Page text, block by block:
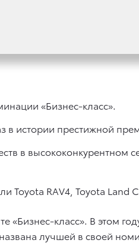
«Бизнес-класс».
в истории престижной
в высококонкурентном
RAV4, Toyota Land
класс». В этом
лучшей в своей